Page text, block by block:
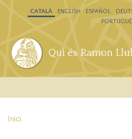
Vés al contingut
Qui és Ramon
CATALÁ ENGLISH ESPAÑOL
Inici